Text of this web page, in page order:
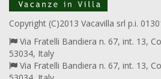
Copyright (C)2013 Vacavilla srl p.i.
Via Fratelli Bandiera n. 67, int. 13,
53034, Italy
Via Fratelli Bandiera n. 67, int. 13,